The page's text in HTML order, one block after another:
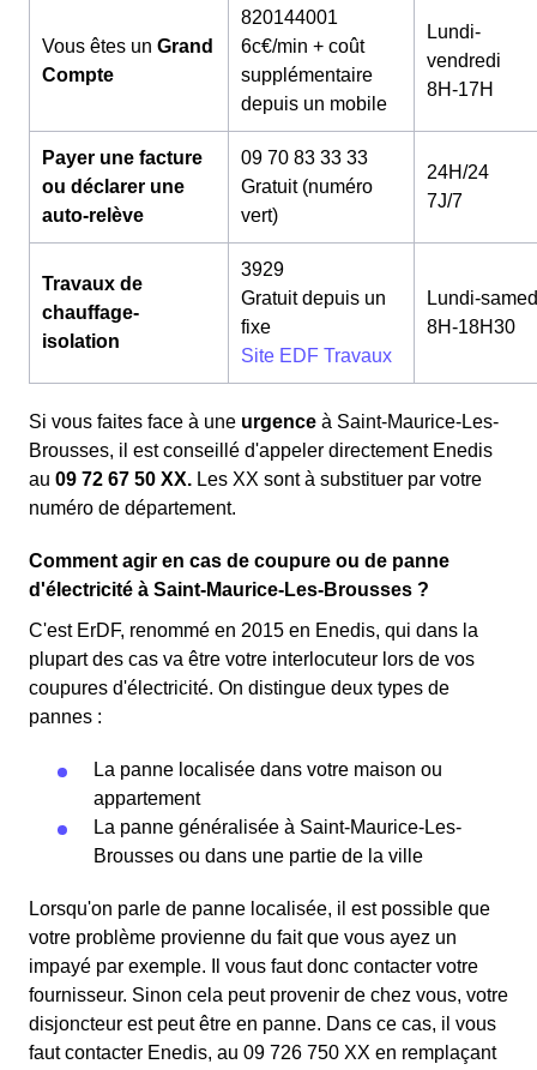
Vous êtes un Grand
Compte
820144001
6c€/min + coût
supplémentaire
depuis un mobile
Lundi-
vendredi
8H-17H
Payer une facture
ou déclarer une
auto-relève
09 70 83 33 33
Gratuit (numéro
vert)
24H/24
7J/7
Travaux de
chauffage-
isolation
3929
Gratuit depuis un
fixe
Site EDF Travaux
Lundi-
8H-18H30
Si vous faites face à une urgence à Saint-Maurice-Les-
Brousses, il est conseillé d'appeler directement Enedis
au 09 72 67 50 XX. Les XX sont à substituer par votre
numéro de département.
Comment agir en cas de coupure ou de panne
d'électricité à Saint-Maurice-Les-Brousses ?
C'est ErDF, renommé en 2015 en Enedis, qui dans la
plupart des cas va être votre interlocuteur lors de vos
coupures d'électricité. On distingue deux types de
pannes :
La panne localisée dans votre maison ou
appartement
La panne généralisée à Saint-Maurice-Les-
Brousses ou dans une partie de la ville
Lorsqu'on parle de panne localisée, il est possible que
votre problème provienne du fait que vous ayez un
impayé par exemple. Il vous faut donc contacter votre
fournisseur. Sinon cela peut provenir de chez vous, votre
disjoncteur est peut être en panne. Dans ce cas, il vous
faut contacter Enedis, au 09 726 750 XX en remplaçant